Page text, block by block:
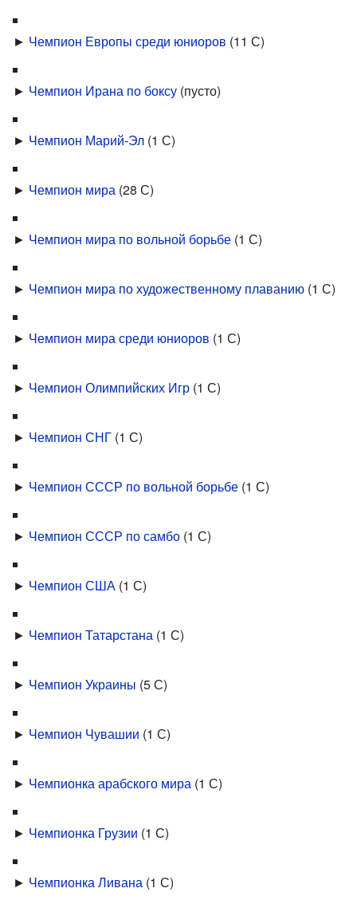
► Чемпион Европы среди юниоров (11 С)
► Чемпион Ирана по боксу (пусто)
► Чемпион Марий-Эл (1 С)
► Чемпион мира (28 С)
► Чемпион мира по вольной борьбе (1 С)
► Чемпион мира по художественному плаванию (1 С)
► Чемпион мира среди юниоров (1 С)
► Чемпион Олимпийских Игр (1 С)
► Чемпион СНГ (1 С)
► Чемпион СССР по вольной борьбе (1 С)
► Чемпион СССР по самбо (1 С)
► Чемпион США (1 С)
► Чемпион Татарстана (1 С)
► Чемпион Украины (5 С)
► Чемпион Чувашии (1 С)
► Чемпионка арабского мира (1 С)
► Чемпионка Грузии (1 С)
► Чемпионка Ливана (1 С)